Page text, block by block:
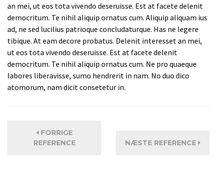
an mei, ut eos tota vivendo deseruisse. Est at facete delenit
democritum. Te nihil aliquip ornatus cum. Aliquip aliquam ius
ad, ne sed lucilius patrioque concludaturque. Has ne legere
tibique. At eam decore probatus. Delenit interesset an mei,
ut eos tota vivendo deseruisse. Est at facete delenit
democritum. Te nihil aliquip ornatus cum. Ne pro quaeque
labores liberavisse, sumo hendrerit in nam. No duo dico
atomorum, nam dicit consetetur in.
FORRIGE
REFERENCE
NÆSTE REFERENCE